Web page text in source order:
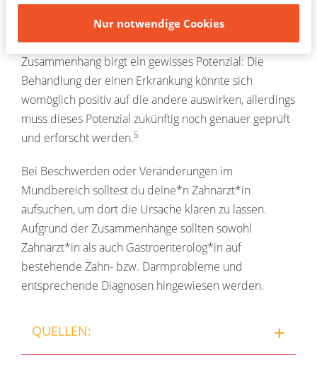
Nur notwendige Cookies
Andererseits kann eine entzündliche Reaktion im
Darm die Zusammensetzung der Mikroorganismen im
Mundraum verändern. Dieser wechselseitige
Zusammenhang birgt ein gewisses Potenzial: Die
Behandlung der einen Erkrankung könnte sich
womöglich positiv auf die andere auswirken, allerdings
muss dieses Potenzial zukünftig noch genauer geprüft
und erforscht werden.5
Bei Beschwerden oder Veränderungen im
Mundbereich solltest du deine*n Zahnärzt*in
aufsuchen, um dort die Ursache klären zu lassen.
Aufgrund der Zusammenhänge sollten sowohl
Zahnärzt*in als auch Gastroenterolog*in auf
bestehende Zahn- bzw. Darmprobleme und
entsprechende Diagnosen hingewiesen werden.
QUELLEN: